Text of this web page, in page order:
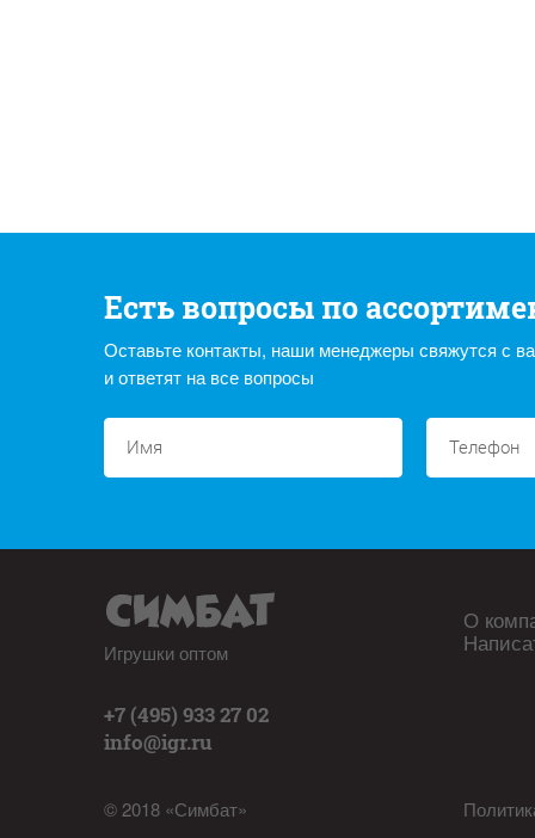
Есть вопросы по
Оставьте контакты, наши менеджеры свяжутся с
и ответят на все вопросы
Игрушки оптом
+7 (495) 933 27 02
info@igr.ru
© 2018 «Симбат»
О